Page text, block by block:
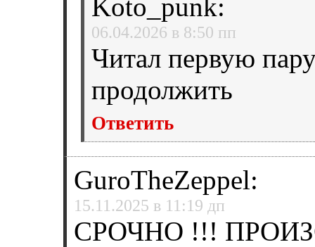
Koto_punk:
06.04.2026 в 8:50 пп
Читал первую
продолжить
Ответить
GuroTheZeppel:
15.11.2025 в 11:19 дп
СРОЧНО !!!